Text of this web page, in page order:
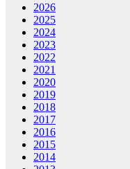
2026
2025
2024
2023
2022
2021
2020
2019
2018
2017
2016
2015
2014